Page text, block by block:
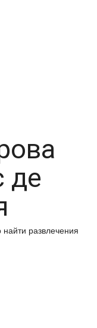
де
развлечения